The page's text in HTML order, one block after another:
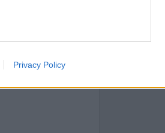
Privacy Policy